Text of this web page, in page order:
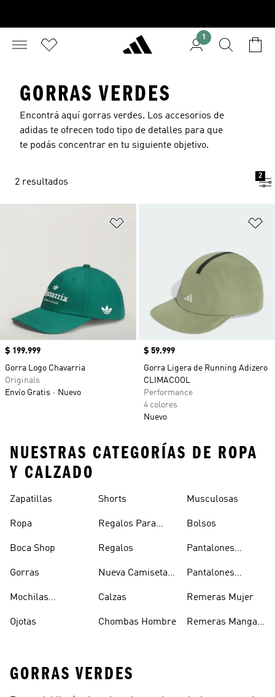
1
GORRAS VERDES
Encontrá aquí gorras verdes. Los accesorios de
adidas te ofrecen todo tipo de detalles para que
te podás concentrar en tu siguiente objetivo.
2 resultados
2
Precio
$ 199.999
Gorra Logo Chavarria
Originals
Envío Gratis
Nuevo
Precio
$ 59.999
Gorra Ligera de Running Adizero
CLIMACOOL
Performance
4 colores
Nuevo
NUESTRAS CATEGORÍAS DE ROPA
Y CALZADO
Zapatillas
Ropa
Boca Shop
Gorras
Mochilas
Ojotas
Shorts
Regalos Para
Regalos
Nueva Camiseta
Calzas
Chombas Hombre
Musculosas
Bolsos
Pantalones
Hombre
Pantalones
Remeras Mujer
Remeras Manga
GORRAS VERDES